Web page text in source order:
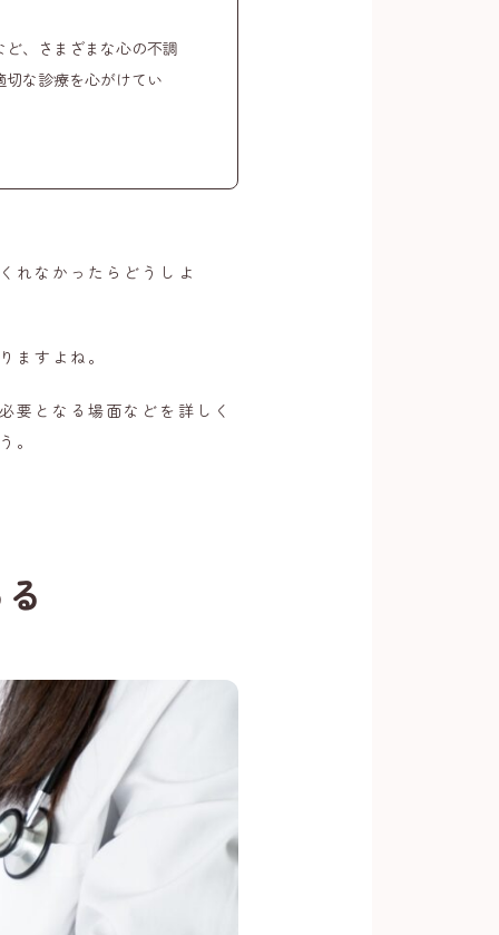
、さまざまな心の不調
な診療を心がけてい
れなかったらどうしよ
ますよね。
要となる場面などを詳しく
。
介